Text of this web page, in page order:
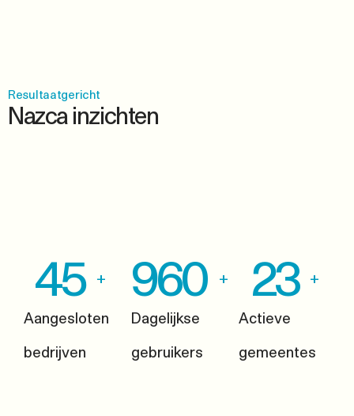
Resultaatgericht
Nazca inzichten
Aangesloten
bedrijven
45 +
Dagelijkse
gebruikers
960 +
Actieve
gemeentes
23 +